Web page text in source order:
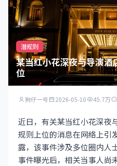
潜规则
某当红小花深夜与导演酒
位
狗仔一号 2026-05-10 45.7万
近日，有关某当红小花深夜
规则上位的消息在网络上引
露，该事件涉及多位圈内人
事件曝光后，相关当事人尚